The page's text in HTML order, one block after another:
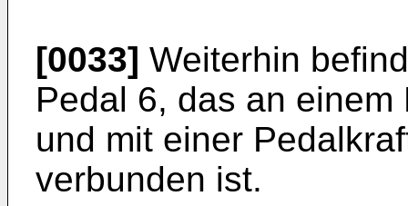
[0033] Weiterhin
Pedal 6, das an
und mit einer
verbunden ist.